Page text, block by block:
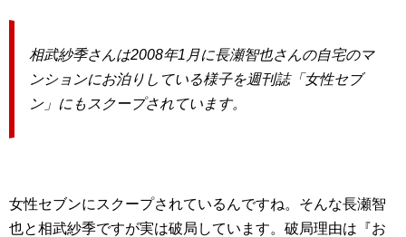
相武紗季さんは2008年1月に長瀬智也さんの自宅のマ
ンションにお泊りしている様子を週刊誌「女性セブ
ン」にもスクープされています。
女性セブンにスクープされているんですね。そんな長瀬智
也と相武紗季ですが実は破局しています。破局理由は『お